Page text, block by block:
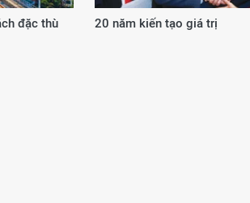
đặc thù 20 năm kiến tạo giá trị